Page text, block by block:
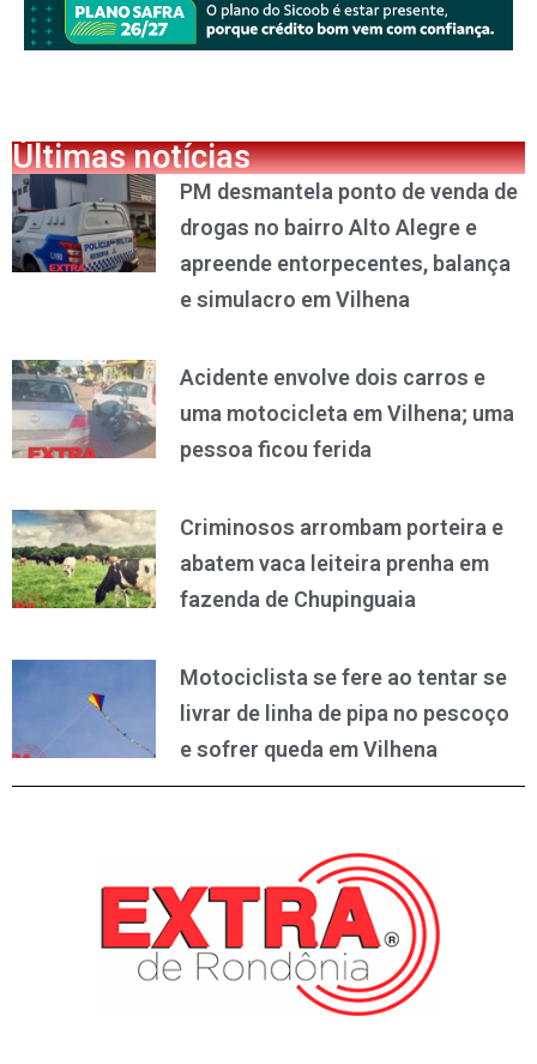
Últimas notícias
PM desmantela ponto de venda de
drogas no bairro Alto Alegre e
apreende entorpecentes, balança
e simulacro em Vilhena
Acidente envolve dois carros e
uma motocicleta em Vilhena; uma
pessoa ficou ferida
Criminosos arrombam porteira e
abatem vaca leiteira prenha em
fazenda de Chupinguaia
Motociclista se fere ao tentar se
livrar de linha de pipa no pescoço
e sofrer queda em Vilhena